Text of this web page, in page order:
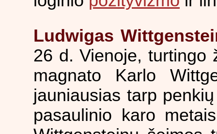
Ludwigas
26 d. Vienoje, turtingo
magnato Karlo
jauniausias tarp
pasaulinio karo